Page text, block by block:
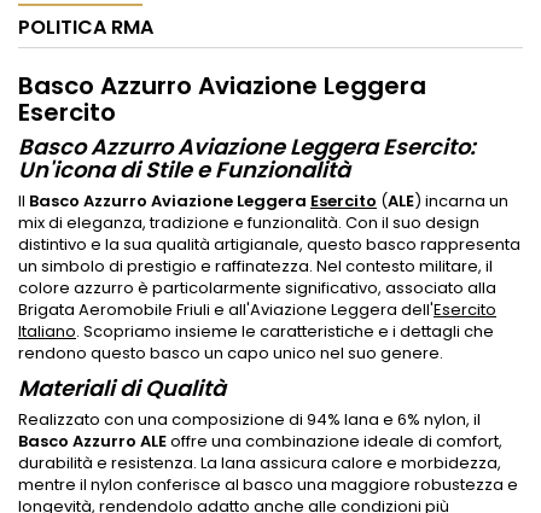
POLITICA RMA
Basco Azzurro Aviazione Leggera
Esercito
Basco Azzurro Aviazione Leggera Esercito:
Un'icona di Stile e Funzionalità
Il Basco Azzurro Aviazione Leggera Esercito (ALE) incarna un
mix di eleganza, tradizione e funzionalità. Con il suo design
distintivo e la sua qualità artigianale, questo basco rappresenta
un simbolo di prestigio e raffinatezza. Nel contesto militare, il
colore azzurro è particolarmente significativo, associato alla
Brigata Aeromobile Friuli e all'Aviazione Leggera dell'Esercito
Italiano. Scopriamo insieme le caratteristiche e i dettagli che
rendono questo basco un capo unico nel suo genere.
Materiali di Qualità
Realizzato con una composizione di 94% lana e 6% nylon, il
Basco Azzurro ALEoffre una combinazione ideale di comfort,
durabilità e resistenza. La lana assicura calore e morbidezza,
mentre il nylon conferisce al basco una maggiore robustezza e
longevità, rendendolo adatto anche alle condizioni più